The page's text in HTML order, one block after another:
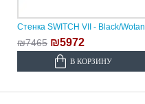
Стенка SWITCH VII - Black/Wotan
₪7465 ₪5972
В КОРЗИНУ